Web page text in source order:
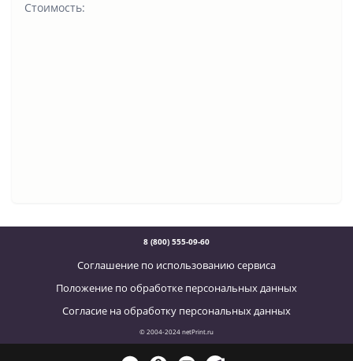
Стоимость:
8 (800) 555-09-60
Соглашение по использованию сервиса
Положение по обработке персональных данных
Согласие на обработку персональных данных
© 2004-2024 netPrint.ru